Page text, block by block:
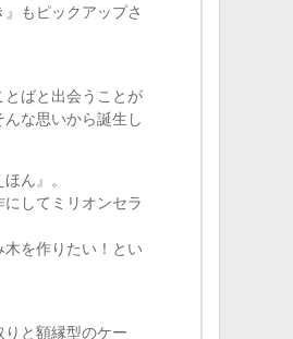
もピックアップさ
ばと出会うことが
な思いから誕生し
ん』。
してミリオンセラ
を作りたい！とい
と額縁型のケー